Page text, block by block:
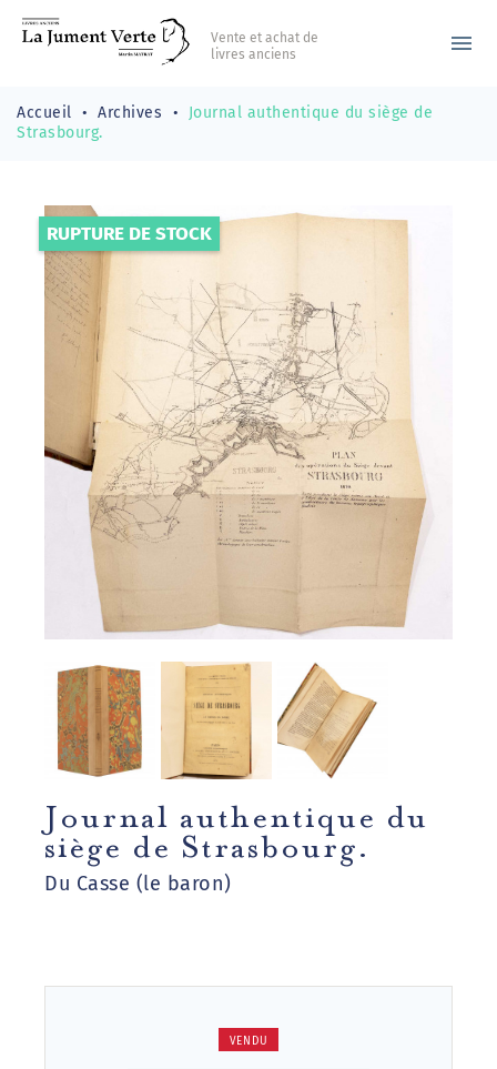
Vente et achat de
livres anciens
menu
Accueil Archives
Journal authentique du siège de
Strasbourg.
RUPTURE DE STOCK
Journal authentique du
siège de Strasbourg.
Du Casse (le baron)
VENDU